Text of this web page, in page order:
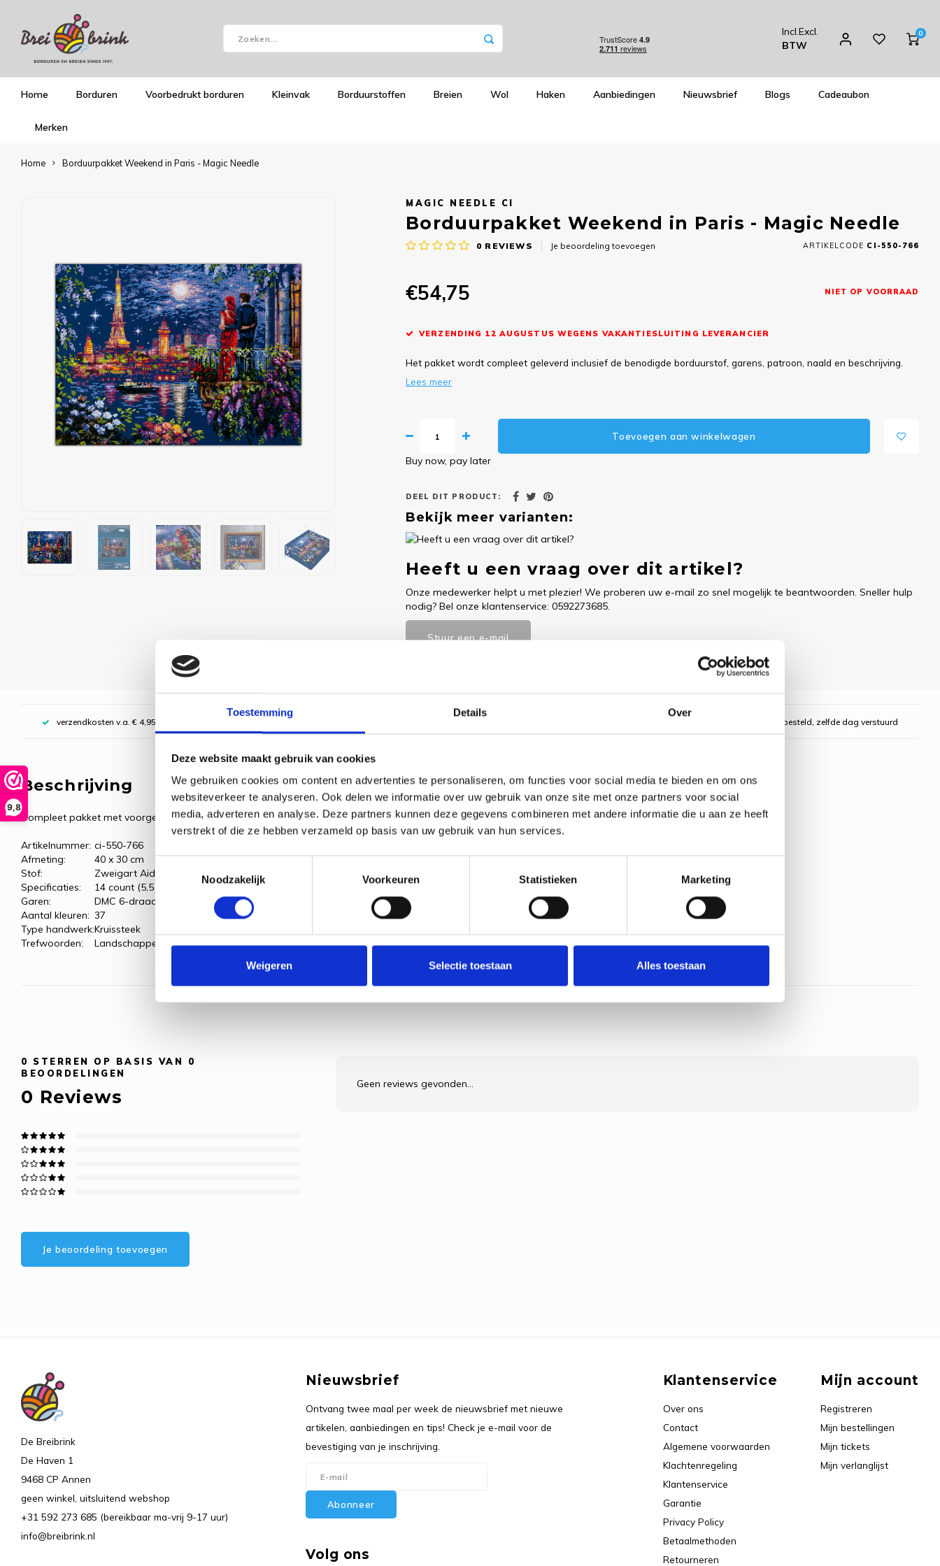
Toestemming Details Over
Deze website maakt gebruik van cookies
We gebruiken cookies om content en advertenties te personaliseren, om functies voor social media te bieden en om ons
websiteverkeer te analyseren. Ook delen we informatie over uw gebruik van onze site met onze partners voor social
media, adverteren en analyse. Deze partners kunnen deze gegevens combineren met andere informatie die u aan ze heeft
verstrekt of die ze hebben verzameld op basis van uw gebruik van hun services.
Noodzakelijk
Voorkeuren Statistieken Marketing
Weigeren Selectie toestaan Alles toestaan
9,8
Incl.Excl.
BTW
0
Home Borduren Voorbedrukt borduren Kleinvak Borduurstoffen Breien Wol Haken Aanbiedingen Nieuwsbrief Blogs Cadeaubon
Merken
Home Borduurpakket Weekend in Paris - Magic Needle
MAGIC NEEDLE CI
Borduurpakket Weekend in Paris - Magic Needle
0 REVIEWS Je beoordeling toevoegen ARTIKELCODE CI-550-766
€54,75 NIET OP VOORRAAD
VERZENDING 12 AUGUSTUS WEGENS VAKANTIESLUITING LEVERANCIER
Het pakket wordt compleet geleverd inclusief de benodigde borduurstof, garens, patroon, naald en beschrijving.
Lees meer
Toevoegen aan winkelwagen
Buy now, pay later
DEEL DIT PRODUCT:
Bekijk meer varianten:
Heeft u een vraag over dit artikel?
Onze medewerker helpt u met plezier! We proberen uw e-mail zo snel mogelijk te beantwoorden. Sneller hulp
nodig? Bel onze klantenservice: 0592273685.
Stuur een e-mail
verzendkosten v.a. € 4,95, boven € 70,00 gratis (NL) Voor 16:00 uur besteld, zelfde dag verstuurd
Beschrijving
Compleet pakket met voorgesorteerde borduurgarens.
Artikelnummer: ci-550-766
Afmeting:
40 x 30 cm
Stof:
Zweigart Aida, donkerblauw
Specificaties:
14 count (5,5 kr/cm)
Garen:
DMC 6-draads borduurgaren
Aantal kleuren: 37
Type handwerk:Kruissteek
Trefwoorden:
Landschappen & huizen
0 STERREN OP BASIS VAN 0
BEOORDELINGEN
0 Reviews
Je beoordeling toevoegen
Geen reviews gevonden...
De Breibrink
De Haven 1
9468 CP Annen
geen winkel, uitsluitend webshop
+31 592 273 685 (bereikbaar ma-vrij 9-17 uur)
info@breibrink.nl
Nieuwsbrief
Ontvang twee maal per week de nieuwsbrief met nieuwe
artikelen, aanbiedingen en tips! Check je e-mail voor de
bevestiging van je inschrijving.
Abonneer
Volg ons
Klantenservice
Over ons
Contact
Algemene voorwaarden
Klachtenregeling
Klantenservice
Garantie
Privacy Policy
Betaalmethoden
Retourneren
Mijn account
Registreren
Mijn bestellingen
Mijn tickets
Mijn verlanglijst